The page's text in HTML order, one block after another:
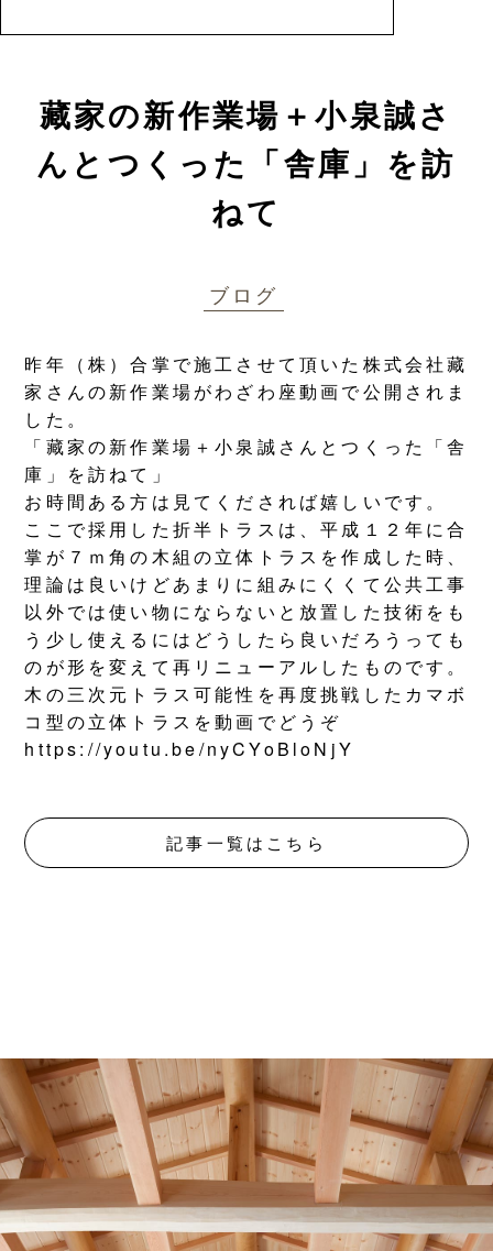
藏家の新作業場＋小泉誠さ
んとつくった「舎庫」を訪
ねて
ブログ
昨年（株）合掌で施工させて頂いた株式会社藏
家さんの新作業場がわざわ座動画で公開されま
した。
「藏家の新作業場＋小泉誠さんとつくった「舎
庫」を訪ねて」
お時間ある方は見てくだされば嬉しいです。
ここで採用した折半トラスは、平成１２年に合
掌が７ｍ角の木組の立体トラスを作成した時、
理論は良いけどあまりに組みにくくて公共工事
以外では使い物にならないと放置した技術をも
う少し使えるにはどうしたら良いだろうっても
のが形を変えて再リニューアルしたものです。
木の三次元トラス可能性を再度挑戦したカマボ
コ型の立体トラスを動画でどうぞ
https://youtu.be/nyCYoBloNjY
記事一覧はこちら